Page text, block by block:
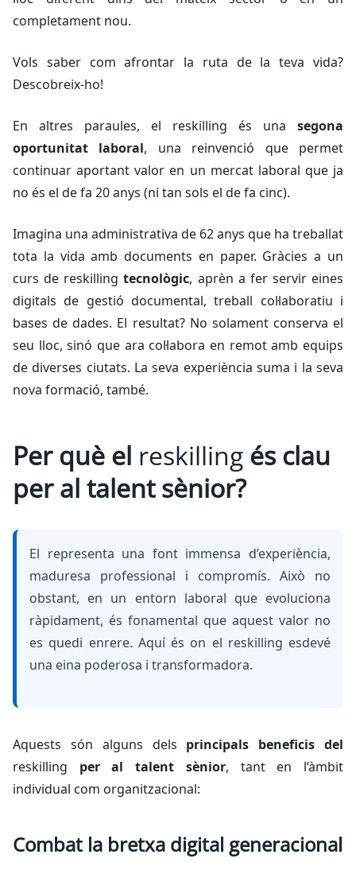
completament nou.
Vols saber com afrontar la ruta de la teva vida?
Descobreix-ho!
En altres paraules, el reskilling és una segona
oportunitat laboral, una reinvenció que permet
continuar aportant valor en un mercat laboral que ja
no és el de fa 20 anys (ni tan sols el de fa cinc).
Imagina una administrativa de 62 anys que ha treballat
tota la vida amb documents en paper. Gràcies a un
curs de reskilling tecnològic, aprèn a fer servir eines
digitals de gestió documental, treball col·laboratiu i
bases de dades. El resultat? No solament conserva el
seu lloc, sinó que ara col·labora en remot amb equips
de diverses ciutats. La seva experiència suma i la seva
nova formació, també.
Per què el reskilling és clau
per al talent sènior?
El representa una font immensa d’experiència,
maduresa professional i compromís. Això no
obstant, en un entorn laboral que evoluciona
ràpidament, és fonamental que aquest valor no
es quedi enrere. Aquí és on el reskilling esdevé
una eina poderosa i transformadora.
Aquests són alguns dels principals beneficis del
reskilling per al talent sènior, tant en l’àmbit
individual com organitzacional:
Combat la bretxa digital generacional